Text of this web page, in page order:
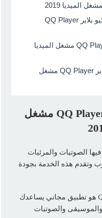
معلومات عامة عن كيوكيو بلاير QQ Player
مميزات كيوكيو بلاير QQ Player مشغل الميديا
تحميل برنامج كيوكيو بلاير QQ Player مشغل
تنزيل كيوكيو بلاير QQ Player مشغل
الصوتيات والمرئيات
وتقدم هذه الخدمة بجودة
برنامج كيوكيو بلاير QQ Media Player هو تطبيق مجاني يساعدك
والصوتيات